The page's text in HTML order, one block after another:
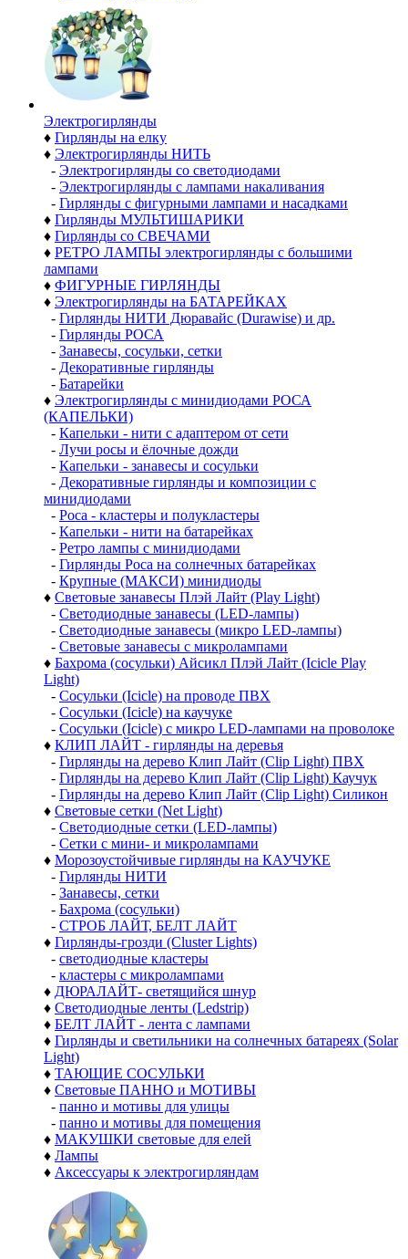
Электро­гирлянды
♦ Гирлянды на елку
♦ Электрогирлянды НИТЬ
- Электрогирлянды со светодиодами
- Электрогирлянды с лампами накаливания
- Гирлянды с фигурными лампами и насадками
♦ Гирлянды МУЛЬТИШАРИКИ
♦ Гирлянды со СВЕЧАМИ
♦ РЕТРО ЛАМПЫ электрогирлянды с большими
лампами
♦ ФИГУРНЫЕ ГИРЛЯНДЫ
♦ Электрогирлянды на БАТАРЕЙКАХ
- Гирлянды НИТИ Дюравайс (Durawise) и др.
- Гирлянды РОСА
- Занавесы, сосульки, сетки
- Декоративные гирлянды
- Батарейки
♦ Электрогирлянды с минидиодами РОСА
(КАПЕЛЬКИ)
- Капельки - нити с адаптером от сети
- Лучи росы и ёлочные дожди
- Капельки - занавесы и сосульки
- Декоративные гирлянды и композиции с
минидиодами
- Роса - кластеры и полукластеры
- Капельки - нити на батарейках
- Ретро лампы с минидиодами
- Гирлянды Роса на солнечных батарейках
- Крупные (МАКСИ) минидиоды
♦ Световые занавесы Плэй Лайт (Play Light)
- Светодиодные занавесы (LED-лампы)
- Светодиодные занавесы (микро LED-лампы)
- Световые занавесы с микролампами
♦ Бахрома (сосульки) Айсикл Плэй Лайт (Icicle Play
Light)
- Сосульки (Icicle) на проводе ПВХ
- Сосульки (Icicle) на каучуке
- Сосульки (Icicle) с микро LED-лампами на проволоке
♦ КЛИП ЛАЙТ - гирлянды на деревья
- Гирлянды на дерево Клип Лайт (Clip Light) ПВХ
- Гирлянды на дерево Клип Лайт (Clip Light) Каучук
- Гирлянды на дерево Клип Лайт (Clip Light) Силикон
♦ Световые сетки (Net Light)
- Светодиодные сетки (LED-лампы)
- Сетки с мини- и микролампами
♦ Морозоустойчивые гирлянды на КАУЧУКЕ
- Гирлянды НИТИ
- Занавесы, сетки
- Бахрома (сосульки)
- СТРОБ ЛАЙТ, БЕЛТ ЛАЙТ
♦ Гирлянды-грозди (Cluster Lights)
- светодиодные кластеры
- кластеры с микролампами
♦ ДЮРАЛАЙТ- светящийся шнур
♦ Светодиодные ленты (Ledstrip)
♦ БЕЛТ ЛАЙТ - лента с лампами
♦ Гирлянды и светильники на солнечных батареях (Solar
Light)
♦ ТАЮЩИЕ СОСУЛЬКИ
♦ Световые ПАННО и МОТИВЫ
- панно и мотивы для улицы
- панно и мотивы для помещения
♦ МАКУШКИ световые для елей
♦ Лампы
♦ Аксессуары к электрогирляндам